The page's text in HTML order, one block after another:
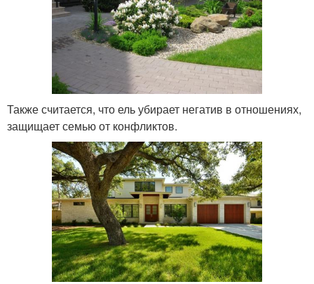
Также считается, что ель убирает негатив в отношениях,
защищает семью от конфликтов.